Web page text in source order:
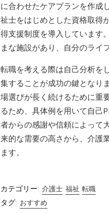
に合わせたケアプランを作成
祉士をはじめとした資格取得
得支援制度を導入しています
まな施設があり、自分のライ
転職を考える際は自己分析を
集することが成功の鍵となり
場選びが長く続けるために重
るため、具体例を用いて自己
者からの感謝や信頼によって
来的な需要の高さから、介護
ます。
カテゴリー: 介護士 福祉 転職
タグ: おすすめ